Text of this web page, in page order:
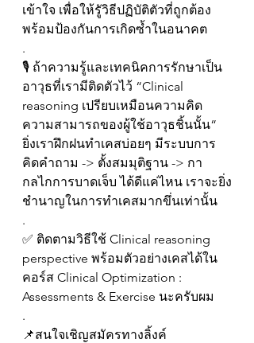
เข้าใจ เพื่อให้รูัวิธีปฏิบัติตัวที่ถูกต้อง
พร้อมป้องกันการเกิดซ้ำในอนาคต
.
🎙️ ถ้าความรู้และเทคนิคการรักษาเป็น
อาวุธที่เรามีติดตัวไว้ “Clinical
reasoning เปรียบเหมือนความคิด
ความสามารถของผู้ใช้อาวุธชิ้นนั้น“
ยิ่งเราฝึกฝนทำเคสบ่อยๆ มีระบบการ
คิดคำถาม -> ตั้งสมมุติฐาน -> กา
กลไกการบาดเจ็บ ได้ดีแค่ไหน เราจะยิ่ง
ชำนาญในการทำเคสมากขึ่นเท่านั้น
.
✅ ติดตามวิธีใช้ Clinical reasoning
perspective พร้อมตัวอย่างเคสได้ใน
คอร์ส Clinical Optimization :
Assessments & Exercise นะครับผม
.
📌สนใจเชิญสมัครทางลิ้งค์